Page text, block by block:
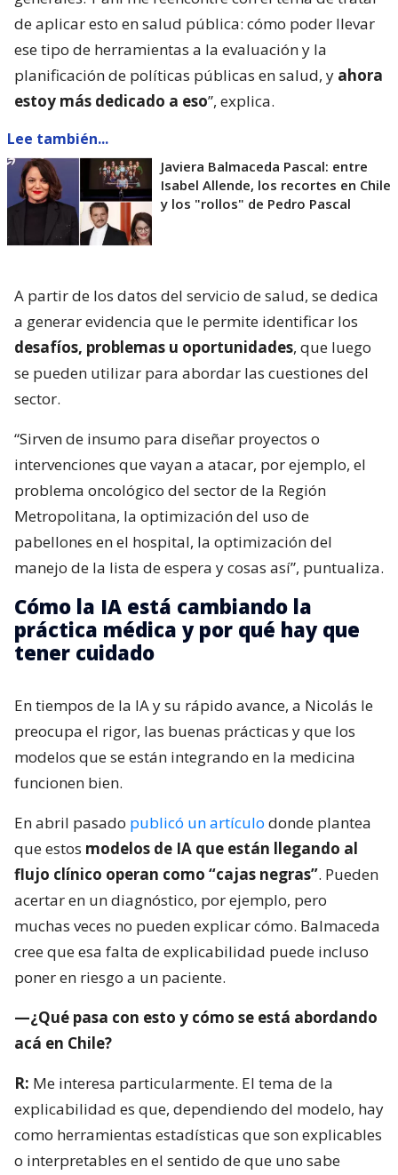
de aplicar esto en salud pública: cómo poder llevar
ese tipo de herramientas a la evaluación y la
planificación de políticas públicas en salud, y ahora
estoy más dedicado a eso”, explica.
Lee también...
Javiera Balmaceda Pascal: entre
Isabel Allende, los recortes en Chile
y los "rollos" de Pedro Pascal
A partir de los datos del servicio de salud, se dedica
a generar evidencia que le permite identificar los
desafíos, problemas u oportunidades, que luego
se pueden utilizar para abordar las cuestiones del
sector.
“Sirven de insumo para diseñar proyectos o
intervenciones que vayan a atacar, por ejemplo, el
problema oncológico del sector de la Región
Metropolitana, la optimización del uso de
pabellones en el hospital, la optimización del
manejo de la lista de espera y cosas así”, puntualiza.
Cómo la IA está cambiando la
práctica médica y por qué hay que
tener cuidado
En tiempos de la IA y su rápido avance, a Nicolás le
preocupa el rigor, las buenas prácticas y que los
modelos que se están integrando en la medicina
funcionen bien.
En abril pasado publicó un artículo donde plantea
que estos modelos de IA que están llegando al
flujo clínico operan como “cajas negras”. Pueden
acertar en un diagnóstico, por ejemplo, pero
muchas veces no pueden explicar cómo. Balmaceda
cree que esa falta de explicabilidad puede incluso
poner en riesgo a un paciente.
—¿Qué pasa con esto y cómo se está abordando
acá en Chile?
R: Me interesa particularmente. El tema de la
explicabilidad es que, dependiendo del modelo, hay
como herramientas estadísticas que son explicables
o interpretables en el sentido de que uno sabe